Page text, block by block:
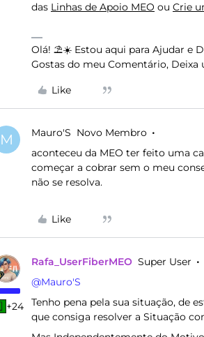
das Linhas de Apoio MEO ou Crie
Olá! ⛱️☀️ Estou aqui para Ajudar e
Gostas do meu Comentário, Deixa
Like
M Mauro'S Novo Membro
aconteceu da MEO ter feito uma
começar a cobrar sem o meu
não se resolva.
Like
+24
Rafa_UserFiberMEO Super User
@Mauro'S
Tenho pena pela sua situação, de
que consiga resolver a Situação